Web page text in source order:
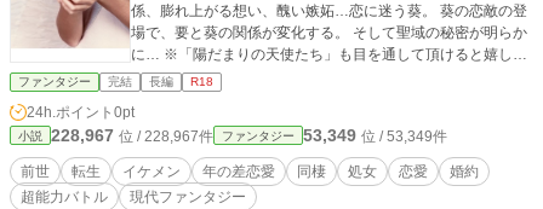
係、膨れ上がる想い、醜い嫉妬…恋に迷う葵。 葵の恋敵の登
場で、要と葵の関係が変化する。 そして聖域の秘密が明らか
に… ※「陽だまりの天使たち」も目を通して頂けると嬉しい
です。
ファンタジー 完結 長編 R18
24h.ポイント 0pt
小説 228,967 位 / 228,967件 ファンタジー 53,349 位 / 53,349件
前世 転生 イケメン 年の差恋愛 同棲 処女 恋愛
婚約
超能力バトル
現代ファンタジー